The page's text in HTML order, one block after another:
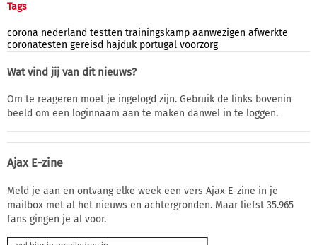
Tags
corona nederland testten trainingskamp aanwezigen afwerkte
coronatesten gereisd hajduk portugal voorzorg
Wat vind jij van dit nieuws?
Om te reageren moet je ingelogd zijn. Gebruik de links bovenin
beeld om een loginnaam aan te maken danwel in te loggen.
Ajax E-zine
Meld je aan en ontvang elke week een vers Ajax E-zine in je
mailbox met al het nieuws en achtergronden. Maar liefst 35.965
fans gingen je al voor.